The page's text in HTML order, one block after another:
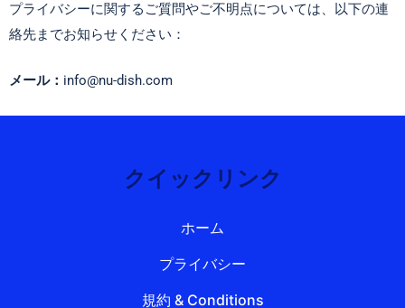
プライバシーに関するご質問やご不明点については、以下の連
絡先までお知らせください：
メール： info@nu-dish.com
クイックリンク
ホーム
プライバシー
規約 & Conditions